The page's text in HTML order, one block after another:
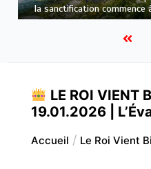
semblable au Christ : Une
LE ROI VIENT
19.01.2026 |
Accueil Le Roi Vient